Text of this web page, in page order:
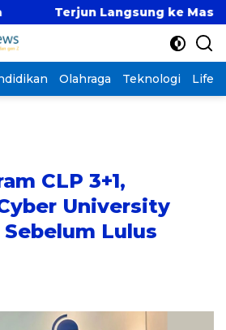
Langsung ke Masyarakat,
Olahraga Teknologi
CLP 3+1,
University
Lulus